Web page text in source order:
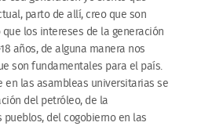
parto de allí, creo que son
los intereses de la generación
años, de alguna manera nos
son fundamentales para el país.
en las asambleas universitarias se
del petróleo, de la
del cogobierno en las